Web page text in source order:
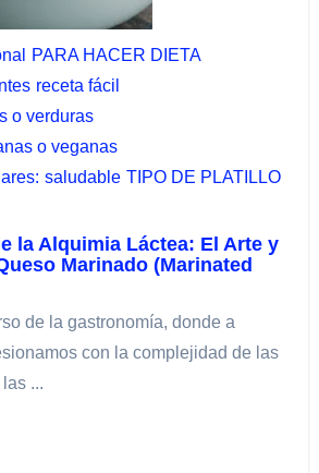
PARA HACER DIETA
receta fácil
o verduras
o veganas
saludable TIPO DE PLATILLO
la Alquimia Láctea: El Arte y
Marinado (Marinated
de la gastronomía, donde a
con la complejidad de las
...